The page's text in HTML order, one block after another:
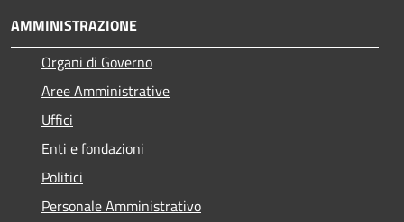
AMMINISTRAZIONE
Organi di Governo
Aree Amministrative
Uffici
Enti e fondazioni
Politici
Personale Amministrativo